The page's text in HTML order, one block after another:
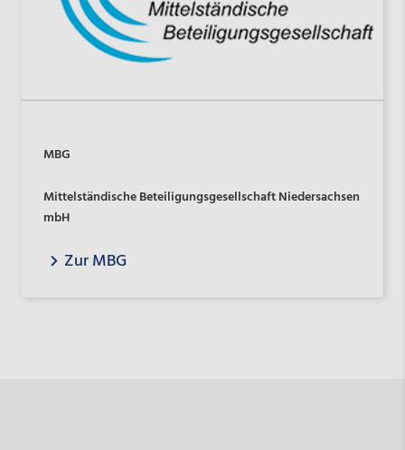
MBG
Mittelständische Beteiligungsgesellschaft Niedersachsen
mbH
Zur MBG